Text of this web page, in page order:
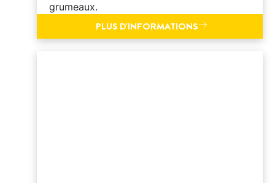
grumeaux.
PLUS D'INFORMATIONS